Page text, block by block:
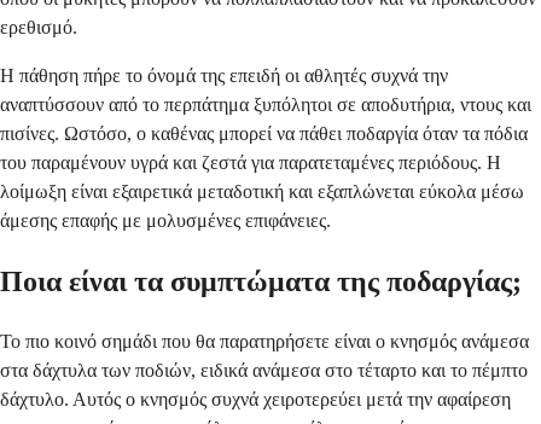
ερεθισμό.
Η πάθηση πήρε το όνομά της επειδή οι αθλητές συχνά την
αναπτύσσουν από το περπάτημα ξυπόλητοι σε αποδυτήρια, ντους και
πισίνες. Ωστόσο, ο καθένας μπορεί να πάθει ποδαργία όταν τα πόδια
του παραμένουν υγρά και ζεστά για παρατεταμένες περιόδους. Η
λοίμωξη είναι εξαιρετικά μεταδοτική και εξαπλώνεται εύκολα μέσω
άμεσης επαφής με μολυσμένες επιφάνειες.
Ποια είναι τα συμπτώματα της ποδαργίας;
Το πιο κοινό σημάδι που θα παρατηρήσετε είναι ο κνησμός ανάμεσα
στα δάχτυλα των ποδιών, ειδικά ανάμεσα στο τέταρτο και το πέμπτο
δάχτυλο. Αυτός ο κνησμός συχνά χειροτερεύει μετά την αφαίρεση